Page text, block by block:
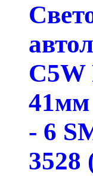
C5W
41мм
- 6
3528